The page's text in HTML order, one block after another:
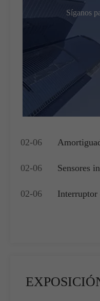
Síganos
02-06
gestión
presión
02-06
Sensores
y
02-06
Interruptor
núcleo